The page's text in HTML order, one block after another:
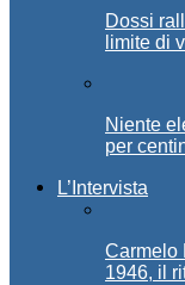
Dossi
limite di
Niente
per
L’Intervista
Carmelo
1946, il